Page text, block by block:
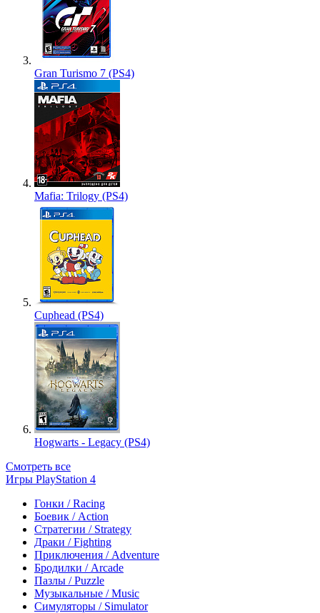
Gran Turismo 7 (PS4)
Mafia: Trilogy (PS4)
Cuphead (PS4)
Hogwarts - Legacy (PS4)
Смотреть все
Игры PlayStation 4
Гонки / Racing
Боевик / Action
Стратегии / Strategy
Драки / Fighting
Приключения / Adventure
Бродилки / Arcade
Пазлы / Puzzle
Музыкальные / Music
Симуляторы / Simulator